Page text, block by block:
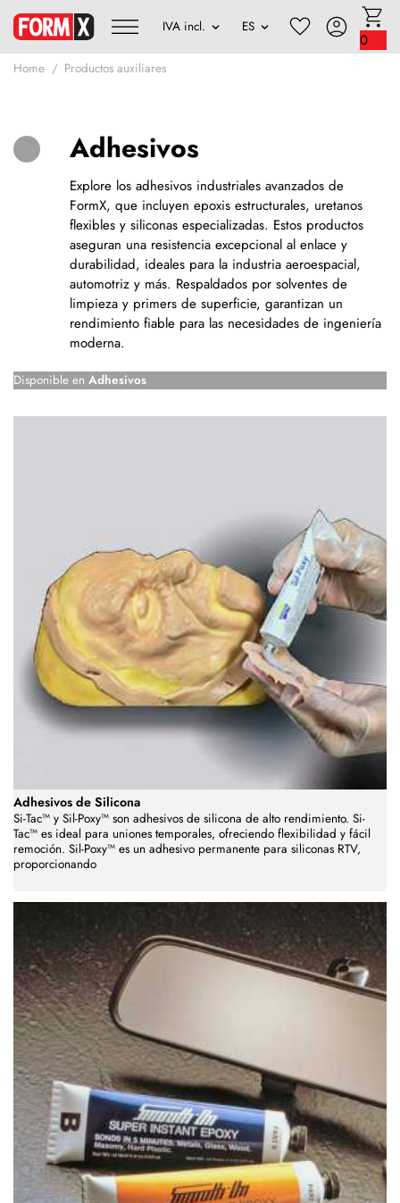
0
Home Productos auxiliares
Adhesivos
Explore los adhesivos industriales avanzados de
FormX, que incluyen epoxis estructurales, uretanos
flexibles y siliconas especializadas. Estos productos
aseguran una resistencia excepcional al enlace y
durabilidad, ideales para la industria aeroespacial,
automotriz y más. Respaldados por solventes de
limpieza y primers de superficie, garantizan un
rendimiento fiable para las necesidades de ingeniería
moderna.
Disponible en Adhesivos
Adhesivos de Silicona
Si-Tac™ y Sil-Poxy™ son adhesivos de silicona de alto rendimiento. Si-
Tac™ es ideal para uniones temporales, ofreciendo flexibilidad y fácil
remoción. Sil-Poxy™ es un adhesivo permanente para siliconas RTV,
proporcionando